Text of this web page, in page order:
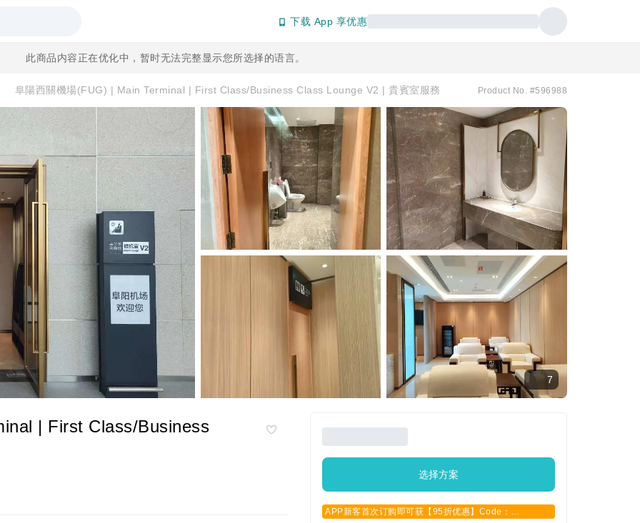
下载 App 享优惠
此商品内容正在优化中，暂时无法完整显示您所选择的语言。
阜陽西關機場(FUG) | Main Terminal | First Class/Business Class Lounge V2 | 貴賓室服務 Product No. #596988
7
| First Class/Business
选择方案
APP新客首次订购即可获【95折优惠】Code：